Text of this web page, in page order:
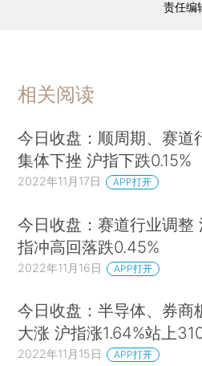
责任编
相关阅读
今日收盘：顺周期、赛道
集体下挫 沪指下跌0.15%
2022年11月17日 APP打开
今日收盘：赛道行业调整
指冲高回落跌0.45%
2022年11月16日 APP打开
今日收盘：半导体、券商
大涨 沪指涨1.64%站上
2022年11月15日 APP打开